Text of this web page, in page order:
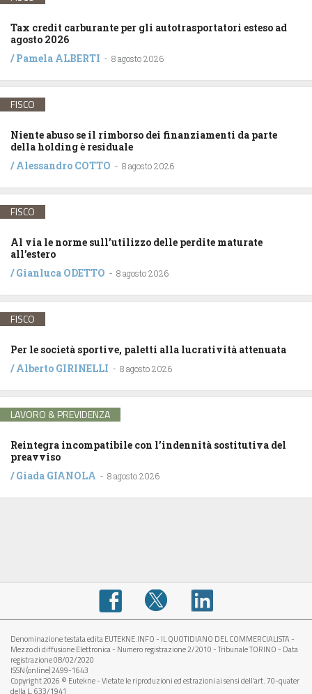
Tax credit carburante per gli autotrasportatori esteso ad
agosto 2026
/Pamela ALBERTI - 8 agosto 2026
FISCO
Niente abuso se il rimborso dei finanziamenti da parte
della holding è residuale
/Alessandro COTTO - 8 agosto 2026
FISCO
Al via le norme sull’utilizzo delle perdite maturate
all’estero
/Gianluca ODETTO - 8 agosto 2026
FISCO
Per le società sportive, paletti alla lucratività attenuata
/Alberto GIRINELLI - 8 agosto 2026
LAVORO & PREVIDENZA
Reintegra incompatibile con l’indennità sostitutiva del
preavviso
/Giada GIANOLA - 8 agosto 2026
Denominazione testata edita EUTEKNE.INFO - IL QUOTIDIANO DEL COMMERCIALISTA -
Mezzo di diffusione Elettronica - Numero registrazione 2/2010 - Tribunale TORINO - Data
registrazione 08/02/2020
ISSN (online) 2499-1643
Copyright 2026 © Eutekne - Vietate le riproduzioni ed estrazioni ai sensi dell’art. 70-quater
della L. 633/1941